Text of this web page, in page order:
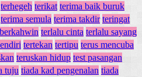
terhegeh terikat terima baik buruk
terima semula terima takdir teringat
terlalu cinta terlalu sayang
tertekan tertipu terus mencuba
teruskan hidup test pasangan
tuju tiada kad pengenalan tiada